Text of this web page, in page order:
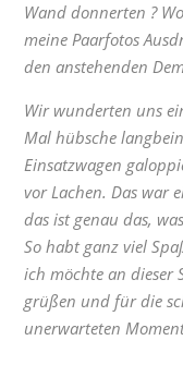
Wand donnerten ?
meine Paarfotos
den anstehenden
Wir wunderten uns
Mal hübsche
Einsatzwagen
vor Lachen. Das war
das ist genau das,
So habt ganz viel
ich möchte an dieser
grüßen und für die
unerwarteten